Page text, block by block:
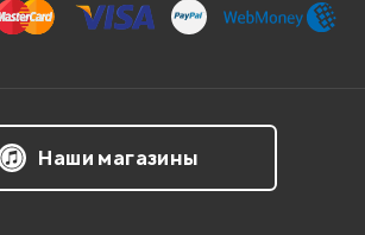
на обработку персональных данных в
Политикой в отношении обработки
данных.
Наши магазины